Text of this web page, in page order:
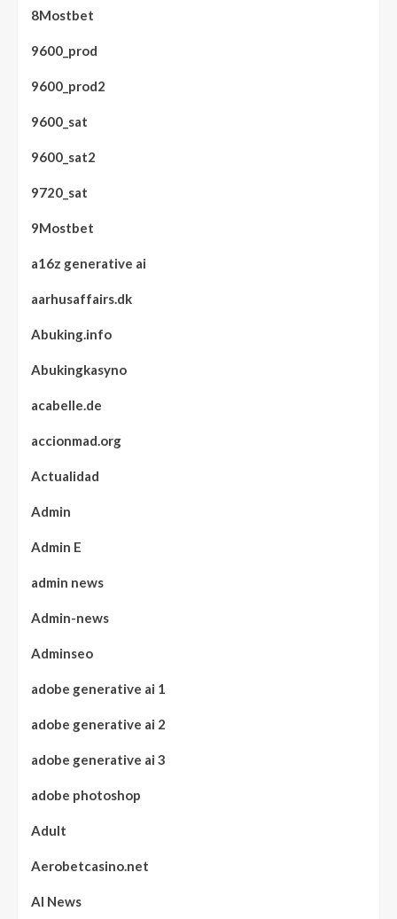
8Mostbet
9600_prod
9600_prod2
9600_sat
9600_sat2
9720_sat
9Mostbet
a16z generative ai
aarhusaffairs.dk
Abuking.info
Abukingkasyno
acabelle.de
accionmad.org
Actualidad
Admin
Admin E
admin news
Admin-news
Adminseo
adobe generative ai 1
adobe generative ai 2
adobe generative ai 3
adobe photoshop
Adult
Aerobetcasino.net
AI News